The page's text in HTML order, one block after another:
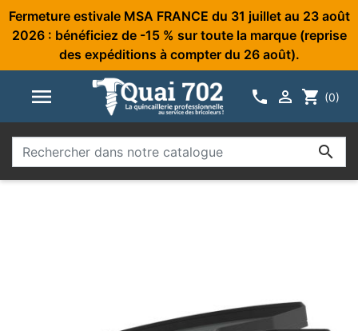
Fermeture estivale MSA FRANCE du 31 juillet au 23 août
2026 : bénéficiez de -15 % sur toute la marque (reprise
des expéditions à compter du 26 août).
   shopping_cart (0)
